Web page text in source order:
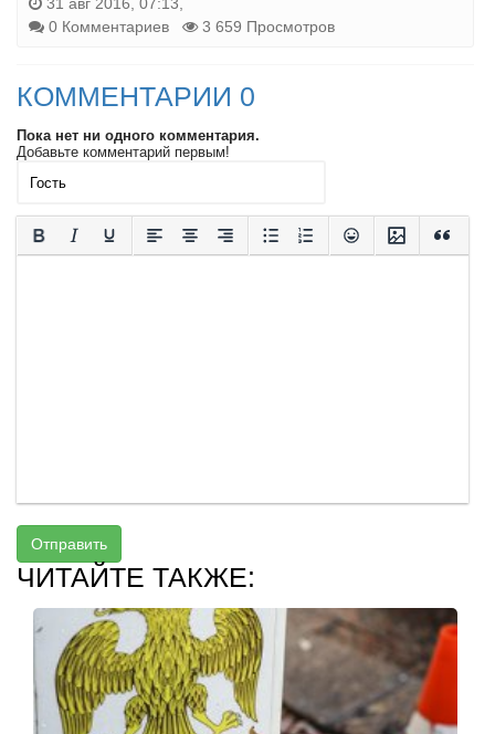
0 Комментариев
3 659 Просмотров
КОММЕНТАРИИ 0
Пока нет ни одного комментария.
Добавьте комментарий первым!
Отправить
ЧИТАЙТЕ ТАКЖЕ: